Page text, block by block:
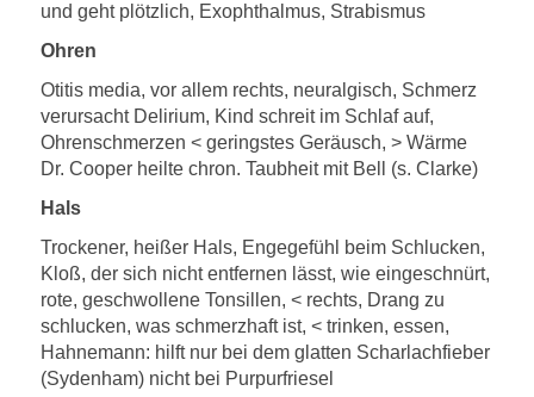
und geht plötzlich, Exophthalmus, Strabismus
Ohren
Otitis media, vor allem rechts, neuralgisch, Schmerz
verursacht Delirium, Kind schreit im Schlaf auf,
Ohrenschmerzen < geringstes Geräusch, > Wärme
Dr. Cooper heilte chron. Taubheit mit Bell (s. Clarke)
Hals
Trockener, heißer Hals, Engegefühl beim Schlucken,
Kloß, der sich nicht entfernen lässt, wie eingeschnürt,
rote, geschwollene Tonsillen, < rechts, Drang zu
schlucken, was schmerzhaft ist, < trinken, essen,
Hahnemann: hilft nur bei dem glatten Scharlachfieber
(Sydenham) nicht bei Purpurfriesel